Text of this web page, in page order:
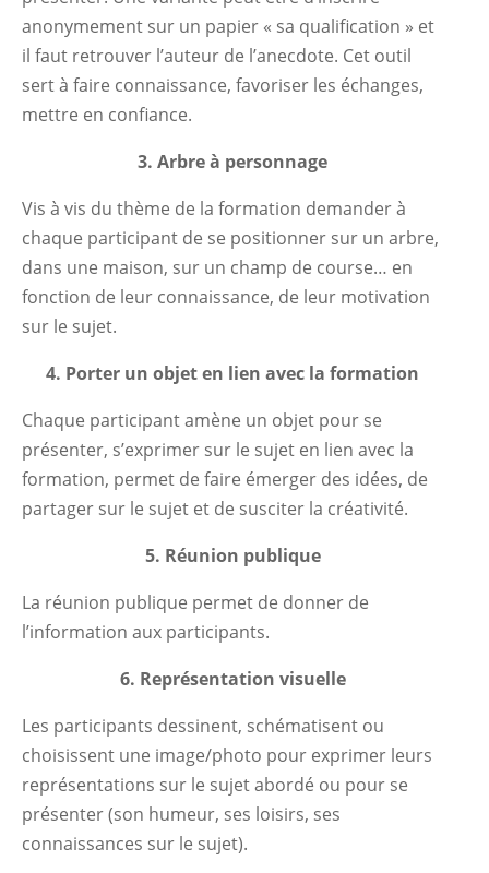
anonymement sur un papier « sa qualification » et
il faut retrouver l’auteur de l’anecdote. Cet outil
sert à faire connaissance, favoriser les échanges,
mettre en confiance.
3. Arbre à personnage
Vis à vis du thème de la formation demander à
chaque participant de se positionner sur un arbre,
dans une maison, sur un champ de course… en
fonction de leur connaissance, de leur motivation
sur le sujet.
4. Porter un objet en lien avec la formation
Chaque participant amène un objet pour se
présenter, s’exprimer sur le sujet en lien avec la
formation, permet de faire émerger des idées, de
partager sur le sujet et de susciter la créativité.
5. Réunion publique
La réunion publique permet de donner de
l’information aux participants.
6. Représentation visuelle
Les participants dessinent, schématisent ou
choisissent une image/photo pour exprimer leurs
représentations sur le sujet abordé ou pour se
présenter (son humeur, ses loisirs, ses
connaissances sur le sujet).